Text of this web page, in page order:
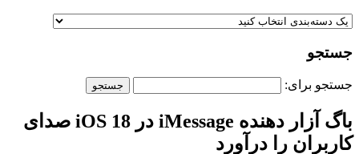
جستجو
جستجو برای:
باگ آزار دهنده iMessage در iOS 18 صدای
کاربران را درآورد